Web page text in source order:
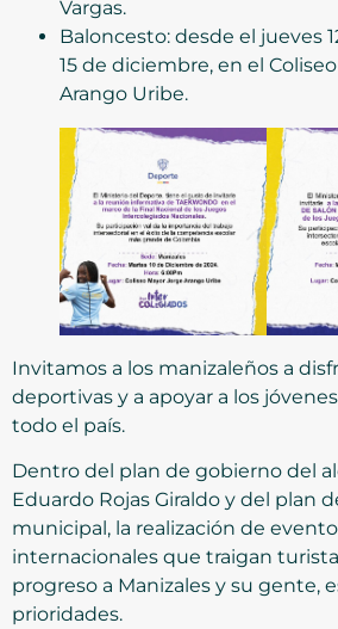
Vargas.
Baloncesto: desde el jueves
15 de diciembre, en el
Arango Uribe.
Invitamos a los manizaleños a
deportivas y a apoyar a los
todo el país.
Dentro del plan de gobierno del
Eduardo Rojas Giraldo y del plan
municipal, la realización de
internacionales que traigan
progreso a Manizales y su gente,
prioridades.